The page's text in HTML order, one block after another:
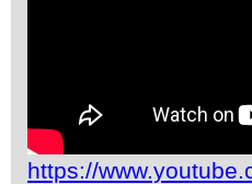
https://